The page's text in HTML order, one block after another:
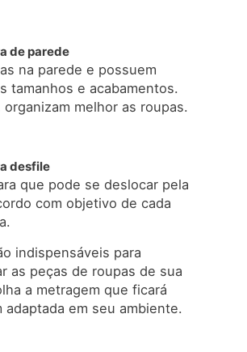
de parede
na parede e possuem
tamanhos e acabamentos.
melhor as roupas.
desfile
que pode se deslocar pela
com objetivo de cada
indispensáveis para
as peças de roupas de sua
a metragem que ficará
adaptada em seu ambiente.